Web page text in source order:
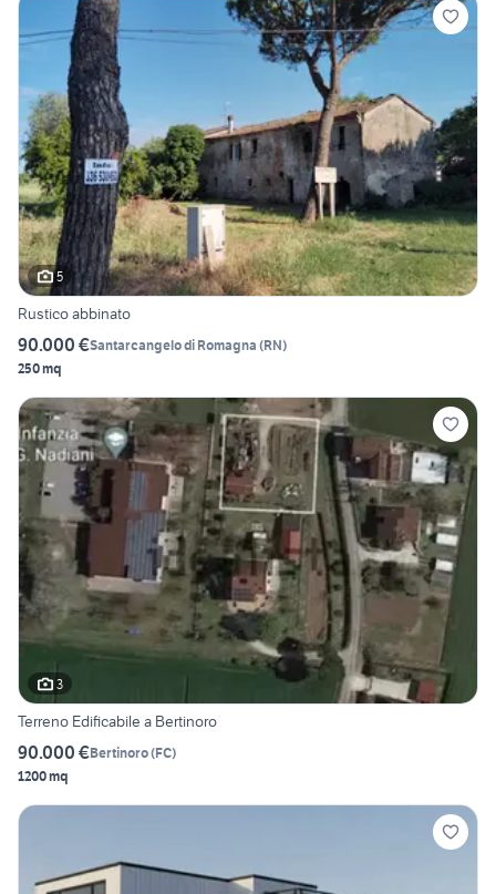
5
Rustico abbinato
90.000 €Santarcangelo di Romagna (RN)
250 mq
3
Terreno Edificabile a Bertinoro
90.000 €Bertinoro(FC)
1200 mq